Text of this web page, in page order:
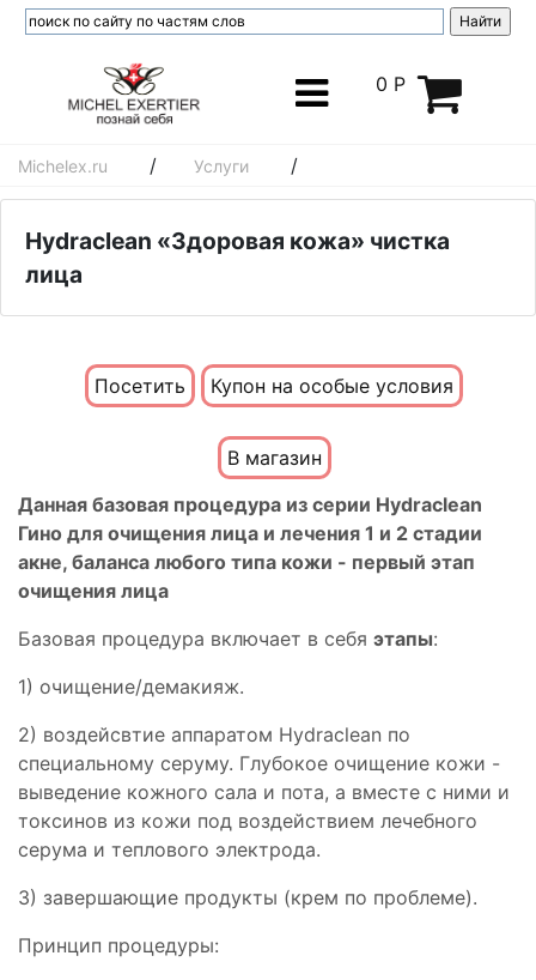
0 Р
Michelex.ru / Услуги /
Hydraclean «Здоровая кожа» чистка
лица
Посетить Купон на особые условия
В магазин
Данная базовая процедура из серии Hydraclean
Гино для очищения лица и лечения 1 и 2 стадии
акне, баланса любого типа кожи - первый этап
очищения лица
Базовая процедура включает в себя этапы:
1) очищение/демакияж.
2) воздейсвтие аппаратом Hydraclean по
специальному серуму. Глубокое очищение кожи -
выведение кожного сала и пота, а вместе с ними и
токсинов из кожи под воздействием лечебного
серума и теплового электрода.
3) завершающие продукты (крем по проблеме).
Принцип процедуры: